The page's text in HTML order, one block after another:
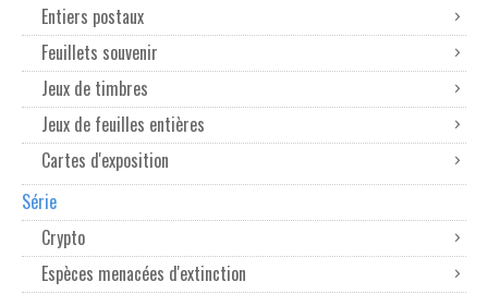
Entiers postaux
Feuillets souvenir
Jeux de timbres
Jeux de feuilles entières
Cartes d'exposition
Série
Crypto
Espèces menacées d'extinction